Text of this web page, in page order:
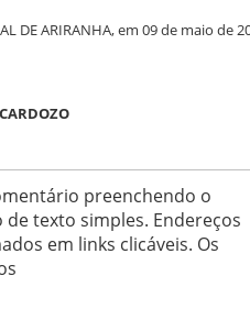
em 09 de maio de
preenchendo o
texto simples. Endereços
em links clicáveis. Os